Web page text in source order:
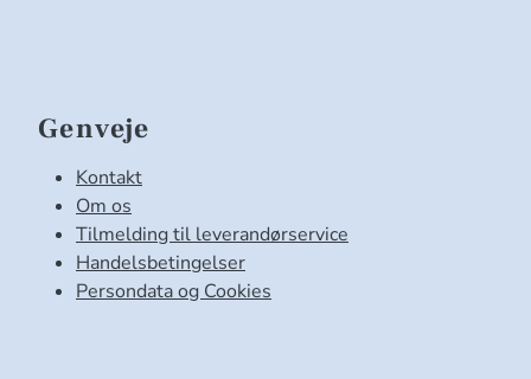
Genveje
Kontakt
Om os
Tilmelding til leverandørservice
Handelsbetingelser
Persondata og Cookies